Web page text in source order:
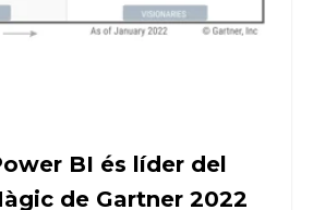
BI és líder del
de Gartner 2022